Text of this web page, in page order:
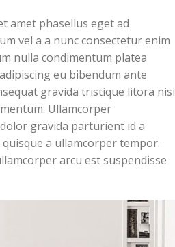
amet phasellus eget ad
vel a a nunc consectetur enim
nulla condimentum platea
eu bibendum ante
gravida tristique litora nisi
Ullamcorper
gravida parturient id a
a ullamcorper tempor.
arcu est suspendisse